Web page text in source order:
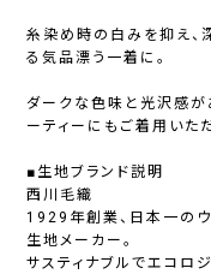
糸染め時の白みを抑え、
る気品漂う一着に。
ダークな色味と光沢感が
ーティーにもご着用いた
■生地ブランド説明
西川毛織
1929年創業、日本一の
生地メーカー。
サスティナブルでエコロ